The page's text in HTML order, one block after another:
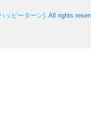
ッピーターン). All rights